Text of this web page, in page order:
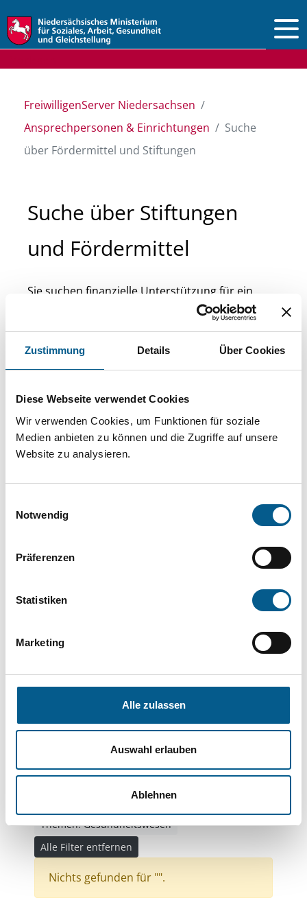
Zustimmung Details Über Cookies
Diese Webseite verwendet Cookies
Wir verwenden Cookies, um Funktionen für soziale
Medien anbieten zu können und die Zugriffe auf unsere
Website zu analysieren.
Notwendig
Präferenzen
Statistiken
Marketing
Alle zulassen
Auswahl erlauben
Ablehnen
FreiwilligenServer Niedersachsen
Ansprechpersonen & Einrichtungen
Suche
über Fördermittel und Stiftungen
Suche über Stiftungen
und Fördermittel
Sie suchen finanzielle Unterstützung für ein
Projekt oder ein Vorhaben? Hier können Sie
direkt über unsere Fördermitteldatenbank und
Stiftungsdatenbank recherchieren. Bei der
beachten.
Bitte Suchbegriff eingeben. Ergebnisse
Suchen
Themen: Wohltätige Zwecke
Themen: Seniorinnen, Senioren & Pflege
Themen: Bildung und Erziehung
Themen: Menschen mit Behinderung
Themen: Tierschutz
Themen: Kunst & Kultur
Themen: Denkmalschutz
Themen: Bürgerschaftliches Engagement
Themen: Gesundheitswesen
Alle Filter entfernen
Nichts gefunden für "".